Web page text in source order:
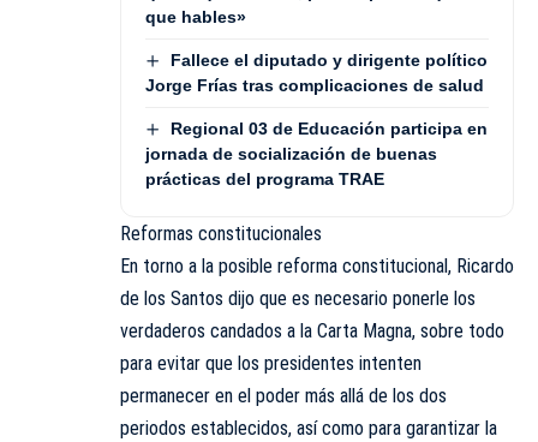
que hables»
Fallece el diputado y dirigente político
Jorge Frías tras complicaciones de salud
Regional 03 de Educación participa en
jornada de socialización de buenas
prácticas del programa TRAE
Reformas constitucionales
En torno a la posible reforma constitucional, Ricardo
de los Santos dijo que es necesario ponerle los
verdaderos candados a la Carta Magna, sobre todo
para evitar que los presidentes intenten
permanecer en el poder más allá de los dos
periodos establecidos, así como para garantizar la